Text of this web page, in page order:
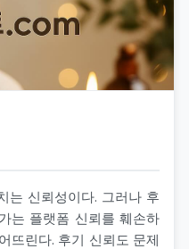
는 신뢰성이다. 그러나 후
는 플랫폼 신뢰를 훼손하
뜨린다. 후기 신뢰도 문제